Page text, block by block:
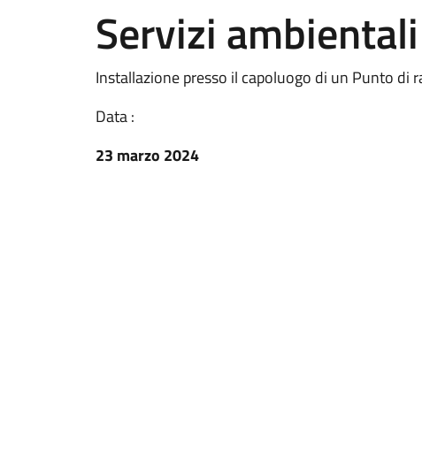
Servizi ambientali
Installazione presso il capoluogo di un Punto di
Data :
23 marzo 2024